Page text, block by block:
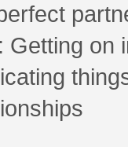
Getting on